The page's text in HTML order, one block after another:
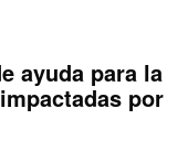
ayuda para la
por